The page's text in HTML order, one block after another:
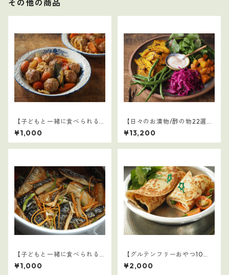
その他の商品
【子どもと一緒に食べられる
ごはん】3
¥1,000
【日々のお漬物/酢の物22選】
1～5セット（110レシピ）
¥13,200
【子どもと一緒に食べられる
ごはん】19
¥1,000
【グルテンフリーおやつ10
選】4
¥2,000